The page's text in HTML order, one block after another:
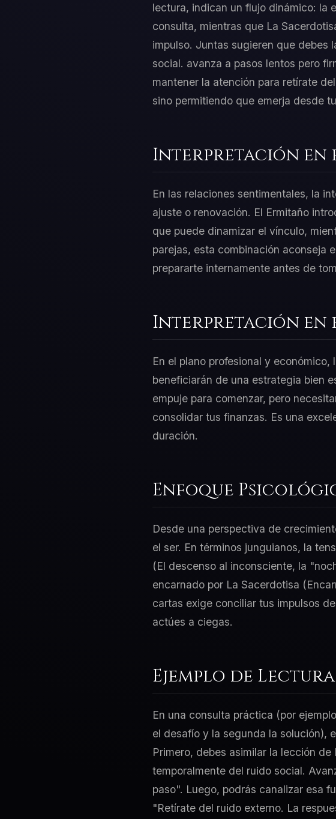
lectura, indican un flujo dinámico: la
consulta, mientras que La
impulso. Juntas sugieren que debes
social. avanza a pasos lentos pero
mantener la atención para retírate
sino permitiendo que emerja desde
Interpretación en
En las relaciones sentimentales, la
ajuste o renovación. El Ermitaño
que puede dinamizar el vínculo,
parejas, esta combinación aconseja
prepararte internamente antes de
Interpretación en
En el plano profesional y
beneficiarán de una estrategia bien
empuje para comenzar, pero
consolidar tus finanzas. Es una
duración.
Enfoque
Desde una perspectiva de
el ser. En términos junguianos, la
(El descenso al inconsciente, la
encarnado por La Sacerdotisa
cartas exige conciliar tus impulsos
actúes a ciegas.
Ejemplo de
En una consulta práctica (por
el desafío y la segunda la solución),
Primero, debes asimilar la lección
temporalmente del ruido social.
paso". Luego, podrás canalizar esa
"Retírate del ruido externo. La